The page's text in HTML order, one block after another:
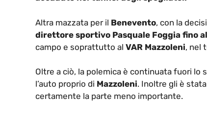
Altra mazzata per il Benevento, con la
direttore sportivo Pasquale Foggia fino
campo e soprattutto al VAR Mazzoleni, nel
Oltre a ciò, la polemica è continuata fuori lo
l’auto proprio di Mazzoleni. Inoltre gli è
certamente la parte meno importante.